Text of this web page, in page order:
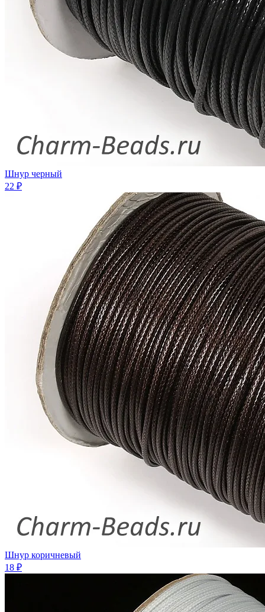
Шнур черный
22 ₽
Шнур коричневый
18 ₽